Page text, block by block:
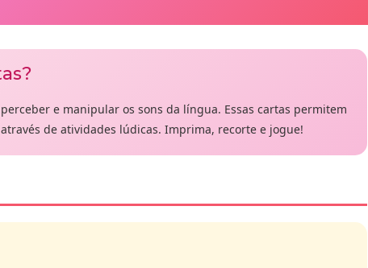
e manipular os sons da língua. Essas cartas permitem
de atividades lúdicas. Imprima, recorte e jogue!